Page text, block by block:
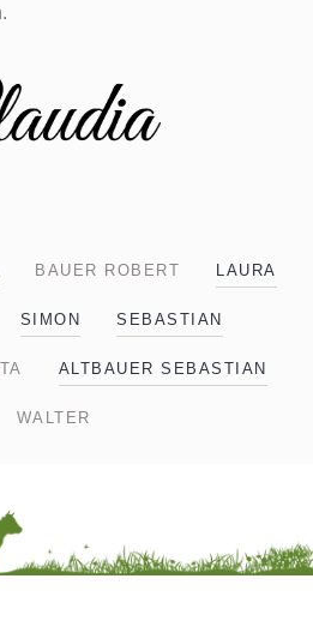
BAUER ROBERT LAURA
SIMON SEBASTIAN
ALTBAUER SEBASTIAN
WALTER